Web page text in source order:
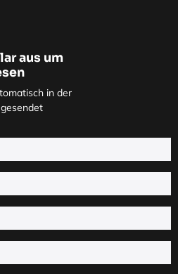
aus um
in der